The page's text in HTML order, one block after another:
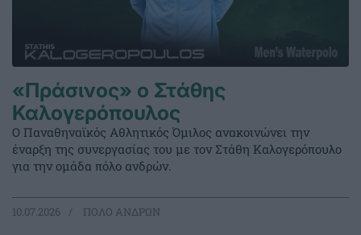
«Πράσινος» ο Στάθης
Καλογερόπουλος
Ο Παναθηναϊκός Αθλητικός Όμιλος ανακοινώνει την
έναρξη της συνεργασίας του με τον Στάθη Καλογερόπουλο
για την ομάδα πόλο ανδρών.
10.07.2026 ΠΟΛΟ ΑΝΔΡΩΝ